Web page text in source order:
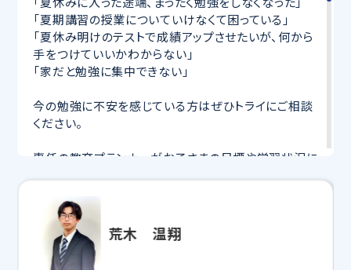
「夏期講習の授業についていけなくて困っている」
「夏休み明けのテストで成績アップさせたいが、何から
手をつけていいかわからない」
「家だと勉強に集中できない」
今の勉強に不安を感じている方はぜひトライにご相談
ください。
専任の教育プランナーがお子さまの目標や学習状況に
寧に教えてくれるから、効率良く成績アップを目指せま
さらに、授業日以外も利用できる
要科目の対策ができる
荒木 温翔